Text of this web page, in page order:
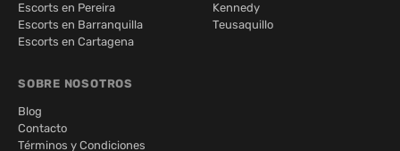
Escorts en Pereira
Escorts en Barranquilla
Escorts en Cartagena
Kennedy
Teusaquillo
SOBRE NOSOTROS
Blog
Contacto
Términos y Condiciones